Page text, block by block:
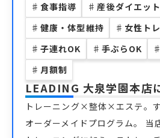
♯ 食事指導 ♯ 産後ダイエット
♯ 健康・体型維持 ♯ 女性ト
♯ 子連れOK ♯ 手ぶらOK ♯
♯ 月額制
LEADING 大泉学園本店
トレーニング×整体×エステ。
オーダーメイドプログラム。 当